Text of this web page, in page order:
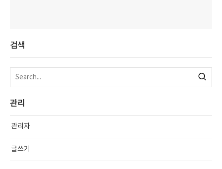
검색
관리
관리자
글쓰기